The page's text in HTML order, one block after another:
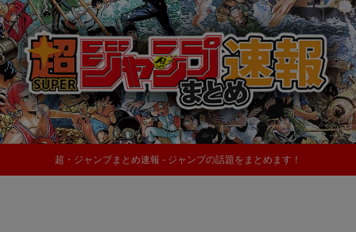
超・ジャンプまとめ速報 - ジャンプの話題をまとめます！